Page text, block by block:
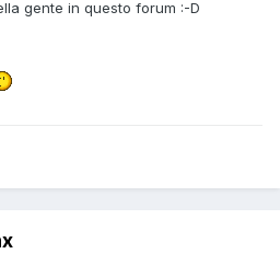
gente in questo forum :-D